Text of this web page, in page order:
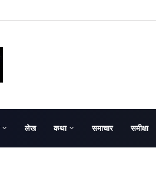
लेख कथा समाचार समीक्षा